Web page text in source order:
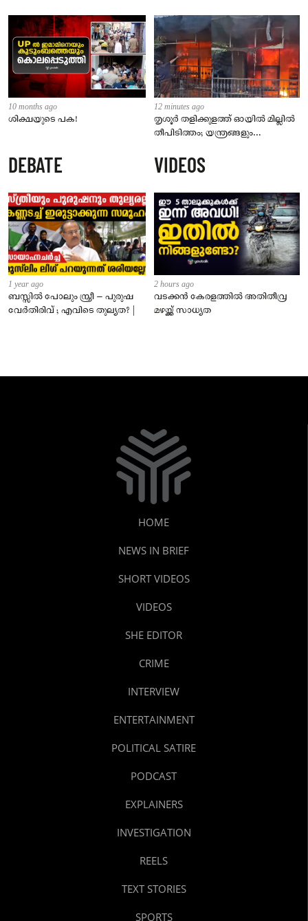
10 months ago
ശിക്ഷയുടെ പക!
12 minutes ago
തൃശൂർ തളിക്കുളത്ത് ഓയിൽ മില്ലിൽ
തീപിടിത്തം; യന്ത്രങ്ങളും
കത്തിനശിച്ചു
DEBATE
1 year ago
ബസ്സിൽ പോലും സ്ത്രീ – പുരുഷ
വേർതിരിവ് ; എവിടെ തുല്യത? |
VIDEOS
2 hours ago
വടക്കൻ കേരളത്തിൽ അതിതീവ്ര
മഴയ്ക്ക് സാധ്യത
HOME
NEWS IN BRIEF
SHORT VIDEOS
VIDEOS
SHE EDITOR
CRIME
INTERVIEW
ENTERTAINMENT
POLITICAL SATIRE
PODCAST
EXPLAINERS
INVESTIGATION
REELS
TEXT STORIES
SPORTS